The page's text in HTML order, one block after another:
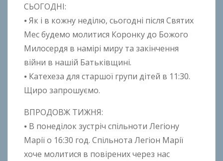
A
n
o
n
B
o
n
k
СЬОГОДНІ:
⦁ Як і в кожну неділю, сьогодні після Святих
Мес будемо молитися Коронку до Божого
Милосердя в намірі миру та закінчення
війни в нашій Батьківщині.
⦁ Катехеза для старшої групи дітей в 11:30.
Щиро запрошуємо.
ВПРОДОВЖ ТИЖНЯ:
⦁ В понеділок зустріч спільноти Легіону
Марії о 16:30 год. Спільнота Легіон Марії
хоче молитися в повірених через нас